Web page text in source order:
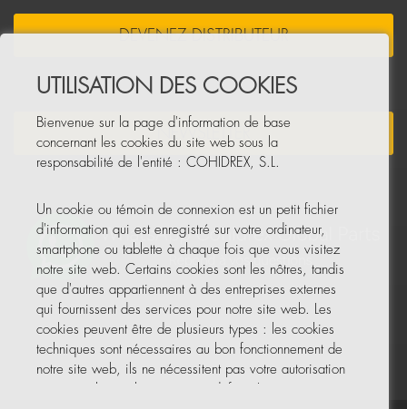
DEVENEZ DISTRIBUTEUR
NEWSLETTER
UTILISATION DES COOKIES
Bienvenue sur la page d'information de base
concernant les cookies du site web sous la
responsabilité de l'entité : COHIDREX, S.L.
Un cookie ou témoin de connexion est un petit fichier
d'information qui est enregistré sur votre ordinateur,
smartphone ou tablette à chaque fois que vous visitez
notre site web. Certains cookies sont les nôtres, tandis
que d'autres appartiennent à des entreprises externes
qui fournissent des services pour notre site web. Les
cookies peuvent être de plusieurs types : les cookies
techniques sont nécessaires au bon fonctionnement de
notre site web, ils ne nécessitent pas votre autorisation